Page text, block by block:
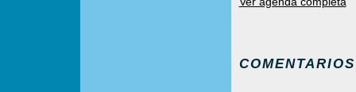
COMENTARIOS